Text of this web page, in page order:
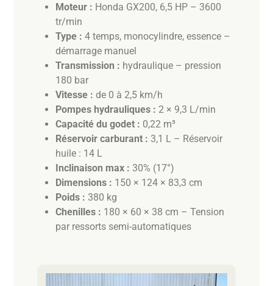
Moteur : Honda GX200, 6,5 HP – 3600
tr/min
Type : 4 temps, monocylindre, essence –
démarrage manuel
Transmission : hydraulique – pression
180 bar
Vitesse : de 0 à 2,5 km/h
Pompes hydrauliques : 2 × 9,3 L/min
Capacité du godet : 0,22 m³
Réservoir carburant : 3,1 L – Réservoir
huile : 14 L
Inclinaison max : 30% (17°)
Dimensions : 150 × 124 × 83,3 cm
Poids : 380 kg
Chenilles : 180 × 60 × 38 cm – Tension
par ressorts semi-automatiques